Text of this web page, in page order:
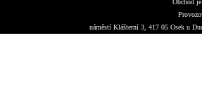
Obchod
náměstí Klášterní 3, 417 05 Osek u